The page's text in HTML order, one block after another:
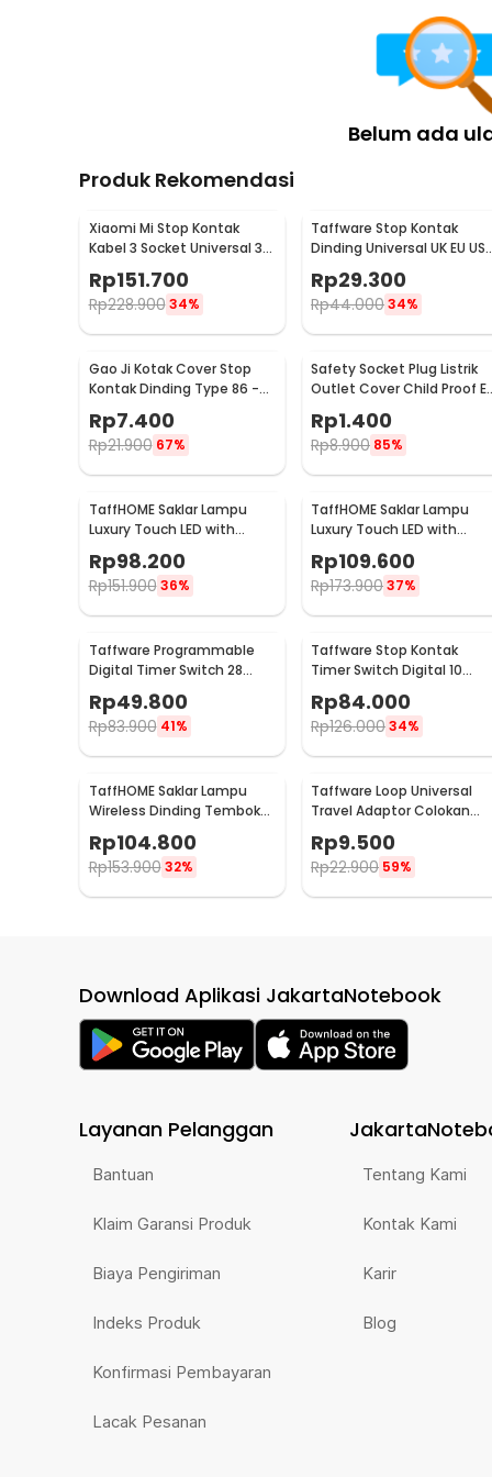
Kabel sambungan lampu LED dirancang untuk
kebutuhan pencahayaan seperti kabinet dapur,
hingga area rumah. Membantu memperluas rangkaian
praktis sehingga pencahayaan menjadi lebih merata
Rincian yang Anda dapatkan untuk pembelian produk ini:
Belum ada
Produk Rekomendasi
Xiaomi Mi Stop Kontak
Kabel 3 Socket Universal 3
XMCXB01QMN (ORIGINAL)
Rp151.700
Rp228.900 34%
Taffware Stop Kontak
Dinding Universal UK EU US
dan 2 USB Port - ATH1
Rp29.300
Rp44.00034%
Gao Ji Kotak Cover Stop
Kontak Dinding Type 86 -
Rp7.400
Rp21.900 67%
Safety Socket Plug Listrik
Outlet Cover Child Proof
Rp1.400
Rp8.900 85%
TaffHOME Saklar Lampu
Luxury Touch LED with
Remote 2 Gang - XJG-
DH001
Rp98.200
Rp151.900 36%
TaffHOME Saklar Lampu
Luxury Touch LED with
Remote 3 Gang - XJG-
DH001
Rp109.600
Rp173.90037%
Taffware Programmable
Digital Timer Switch 28
Program 220V/25A(16A) -
THC30A
Rp49.800
Rp83.900 41%
Taffware Stop Kontak
Timer Switch Digital 10
Program EU Plug 16A 230V -
KWE-TM02-EU
Rp84.000
Rp126.00034%
TaffHOME Saklar Lampu
Wireless Dinding Tembok
Lamp Switch RF 433MHz 3
Gang 3 Receiver - WHK01
Rp104.800
Rp153.900 32%
Taffware Loop Universal
Travel Adaptor Colokan
N16
Rp9.500
Rp22.900 59%
Download Aplikasi JakartaNotebook
Layanan Pelanggan
Bantuan
Klaim Garansi Produk
Biaya Pengiriman
Indeks Produk
Konfirmasi Pembayaran
Lacak Pesanan
Tentang Kami
Kontak Kami
Karir
Blog